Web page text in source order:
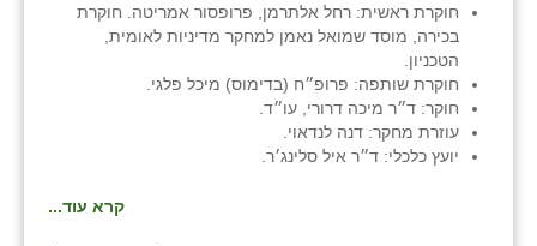
חוקרת ראשית: רחל אלתרמן, פרופסור אמריטה. חוקרת
בכירה, מוסד שמואל נאמן למחקר מדיניות לאומית,
הטכניון.
חוקרת שותפה: פרופ״ח (בדימוס) מיכל פלגי.
חוקר: ד״ר מיכה דרורי, עו״ד.
עוזרת מחקר: דנה לנדאוי.
יועץ כלכלי: ד״ר איל סלינג׳ר.
קרא עוד...